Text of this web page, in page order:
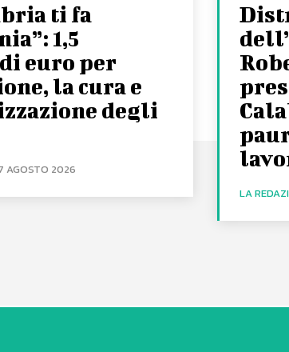
ti fa
1,5
euro per
la cura e
degli
AGOSTO 2026
LA